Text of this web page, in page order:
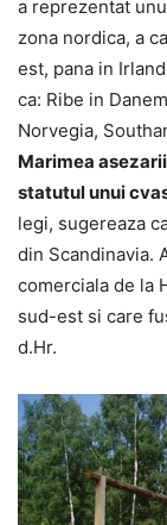
a reprezentat
zona nordica, a
est, pana in
ca: Ribe in
Norvegia,
Marimea
statutul unui
legi, sugereaza
din Scandinavia.
comerciala de la
sud-est si care
d.Hr.